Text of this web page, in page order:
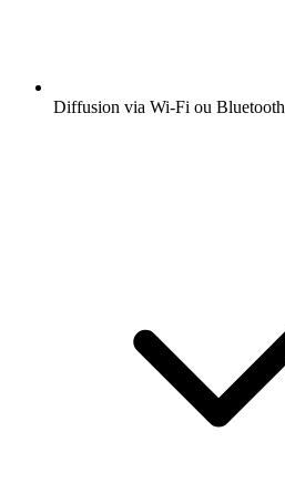
Diffusion via Wi-Fi ou Bluetooth